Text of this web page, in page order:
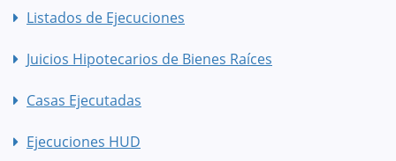
Listados de Ejecuciones
Juicios Hipotecarios de Bienes Raíces
Casas Ejecutadas
Ejecuciones HUD